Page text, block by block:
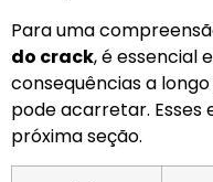
Para uma
do crack, é essencial
consequências a
pode acarretar. Esses
próxima seção.